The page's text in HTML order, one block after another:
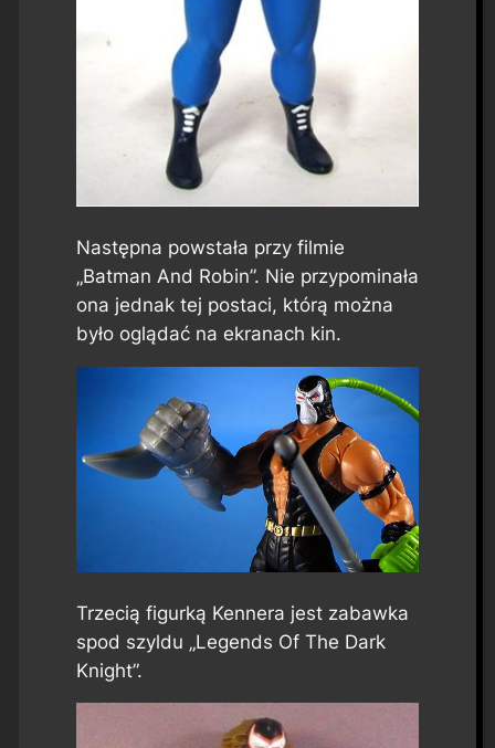
Następna powstała przy filmie
„Batman And Robin”. Nie przypominała
ona jednak tej postaci, którą można
było oglądać na ekranach kin.
Trzecią figurką Kennera jest zabawka
spod szyldu „Legends Of The Dark
Knight”.